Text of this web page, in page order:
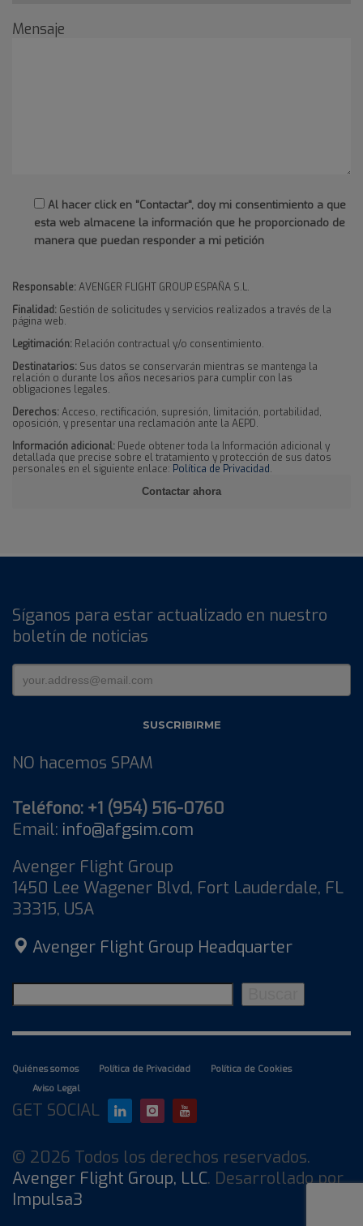
Mensaje
Al hacer click en "Contactar", doy mi consentimiento a que
esta web almacene la información que he proporcionado de
manera que puedan responder a mi petición
Responsable:AVENGER FLIGHT GROUP ESPAÑA S.L.
Finalidad: Gestión de solicitudes y servicios realizados a través de la
página web.
Legitimación: Relación contractual y/o consentimiento.
Destinatarios: Sus datos se conservarán mientras se mantenga la
relación o durante los años necesarios para cumplir con las
obligaciones legales.
Derechos:Acceso, rectificación, supresión, limitación, portabilidad,
oposición, y presentar una reclamación ante la AEPD.
Información adicional: Puede obtener toda la Información adicional y
detallada que precise sobre el tratamiento y protección de sus datos
personales en el siguiente enlace: Política de Privacidad.
Síganos para estar actualizado en nuestro
boletín de noticias
NO hacemos SPAM
Teléfono: +1 (954) 516-0760
Email: info@afgsim.com
Avenger Flight Group
1450 Lee Wagener Blvd, Fort Lauderdale, FL
33315, USA
Avenger Flight Group Headquarter
Buscar
Quiénes somos Política de Privacidad
Política de Cookies
Aviso Legal
GET SOCIAL
© 2026 Todos los derechos reservados.
Avenger Flight Group, LLC. Desarrollado por
Impulsa3